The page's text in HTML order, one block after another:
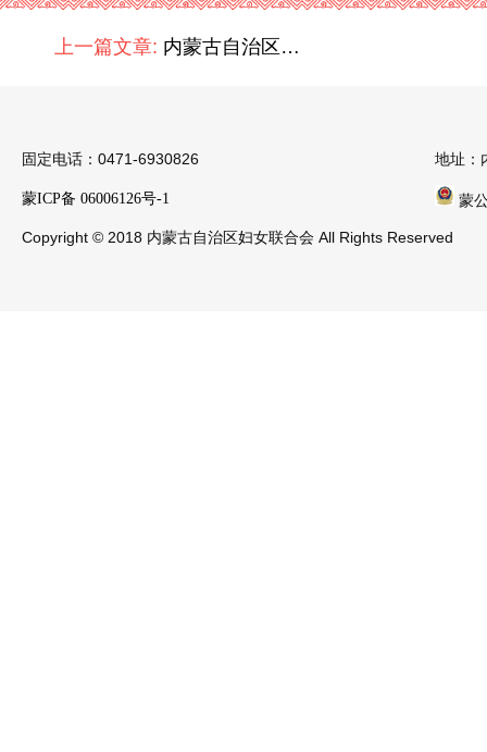
上一篇文章: 内蒙古自治区举办“两纲”统计监测培训班 筑牢数据根基助力妇女儿童事业高质量发展
固定电话：0471-6930826 地址：
蒙ICP备 06006126号-1 蒙
Copyright © 2018 内蒙古自治区妇女联合会 All Rights Reserved